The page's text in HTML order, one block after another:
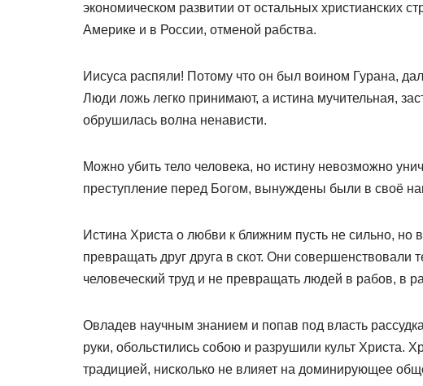
экономическом развитии от остальных христианских
Америке и в России, отменой рабства.
Иисуса распяли! Потому что он был воином Гурана,
Люди ложь легко принимают, а истина мучительная,
обрушилась волна ненависти.
Можно убить тело человека, но истину невозможно
преступление перед Богом, вынуждены были в своё
Истина Христа о любви к ближним пусть не сильно, но
превращать друг друга в скот. Они совершенствовали
человеческий труд и не превращать людей в рабов, в
Овладев научным знанием и попав под власть
руки, обольстились собою и разрушили культ Христа.
традицией, нисколько не влияет на доминирующее